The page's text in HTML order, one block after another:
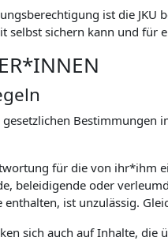
ist die
sichern kann und für
für die von ihr*ihm
beleidigende oder
ist unzulässig.
sich auch auf Inhalte,